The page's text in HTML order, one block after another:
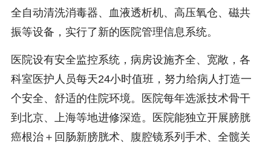
全自动清洗消毒器、血液透析机、高压氧仓、磁共
振等设备，实行了新的医院管理信息系统。
医院设有安全监控系统，病房设施齐全、宽敞，各
科室医护人员每天24小时值班，努力给病人打造一
个安全、舒适的住院环境。医院每年选派技术骨干
到北京、上海等地进修深造。医院能独立开展膀胱
癌根治＋回肠新膀胱术、腹腔镜系列手术、全髋关